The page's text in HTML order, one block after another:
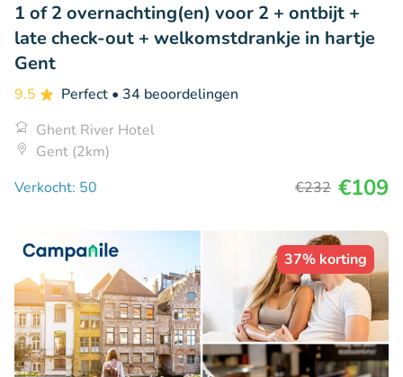
1 of 2 overnachting(en) voor 2 + ontbijt +
late check-out + welkomstdrankje in hartje
Gent
9.5 Perfect • 34 beoordelingen
Ghent River Hotel
Gent (2km)
Verkocht: 50
€232 €109
37% korting